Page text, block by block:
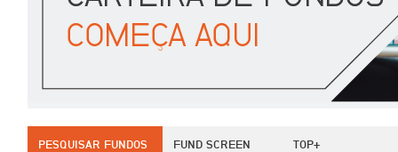
PESQUISAR FUNDOS FUND SCREEN TOP+